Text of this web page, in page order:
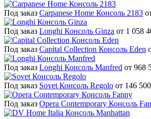
Под заказ Carpanese Home Консоль 2183
Под заказ Longhi Консоль Ginza от 1 058
Под заказ Capital Collection Консоль Eden
Под заказ Longhi Консоль Manfred от 968
Под заказ Sovet Консоль Regolo от 146 500
Под заказ Opera Contemporary Консоль